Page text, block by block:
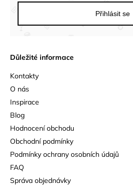
Důležité informace
Kontakty
O nás
Inspirace
Blog
Hodnocení obchodu
Obchodní podmínky
Podmínky ochrany osobních údajů
FAQ
Správa objednávky
Přihlásit se